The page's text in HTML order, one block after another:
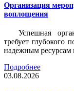
Организация
воплощения
Успешная
требует глубокого
надежным ресурсам
Подробнее
03.08.2026